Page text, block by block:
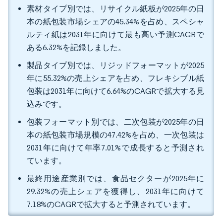
素材タイプ別では、リサイクル紙板が2025年の日
本の紙包装市場シェアの45.34%を占め、スペシャ
ルティ紙は2031年に向けて最も高い予測CAGRで
ある6.32%を記録しました。
製品タイプ別では、リジッドフォーマットが2025
年に55.32%の売上シェアを占め、フレキシブル紙
包装は2031年に向けて6.64%のCAGRで拡大する見
込みです。
包装フォーマット別では、二次包装が2025年の日
本の紙包装市場規模の47.42%を占め、一次包装は
2031年に向けて年率7.01%で成長すると予測され
ています。
最終用途産業別では、食品セクターが2025年に
29.32%の売上シェアを獲得し、2031年に向けて
7.18%のCAGRで拡大すると予測されています。